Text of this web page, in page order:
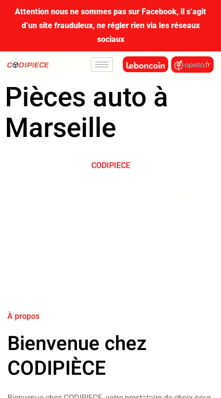
principalAttention nous ne sommes pas sur Facebook, il s’agit
d’un site frauduleux, ne régler rien via les réseaux
sociaux
Pièces auto à
Marseille
CODIPIECE
À propos
Bienvenue chez
CODIPIÈCE